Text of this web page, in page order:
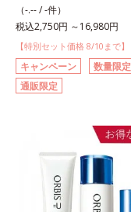
（-.-- / -件）
税込2,750円 ～16,980円
【特別セット価格 8/10まで】
キャンペーン
数量限定
通販限定